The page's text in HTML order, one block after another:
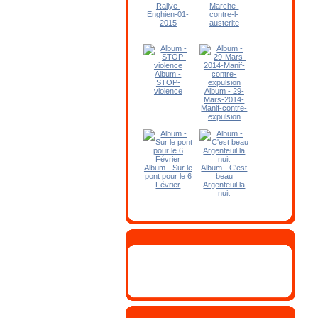
Rallye-
Enghien-01-
2015
Marche-
contre-l-
austerite
Album -
STOP-
violence
Album - 29-
Mars-2014-
Manif-contre-
expulsion
Album - Sur le
pont pour le 6
Février
Album - C'est
beau
Argenteuil la
nuit